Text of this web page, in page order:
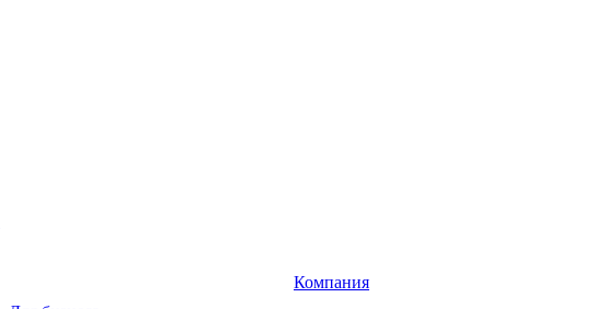
Компания